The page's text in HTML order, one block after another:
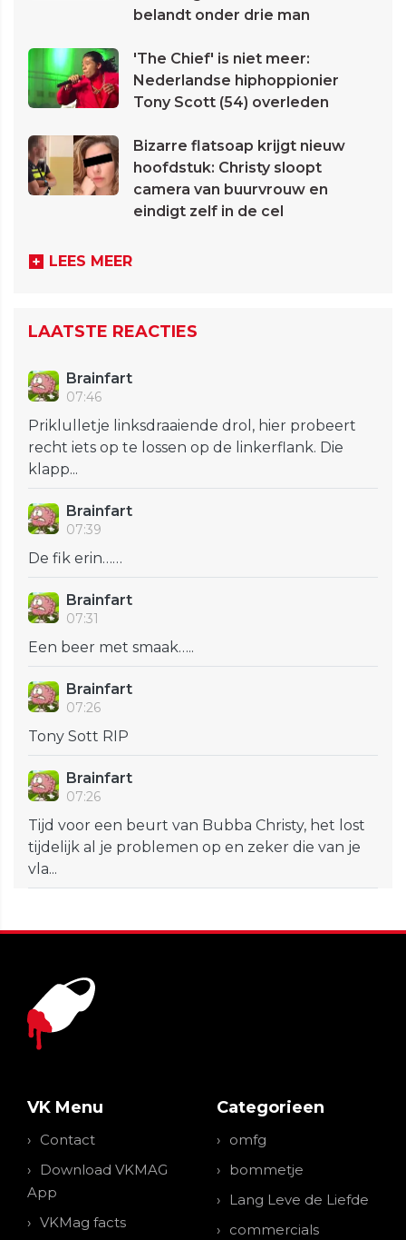
belandt onder drie man
'The Chief' is niet meer:
Nederlandse hiphoppionier
Tony Scott (54) overleden
Bizarre flatsoap krijgt nieuw
hoofdstuk: Christy sloopt
camera van buurvrouw en
eindigt zelf in de cel
LEES MEER
LAATSTE REACTIES
Brainfart
07:46
Priklulletje linksdraaiende drol, hier probeert
recht iets op te lossen op de linkerflank. Die
klapp...
Brainfart
07:39
De fik erin……
Brainfart
07:31
Een beer met smaak…..
Brainfart
07:26
Tony Sott RIP
Brainfart
07:26
Tijd voor een beurt van Bubba Christy, het lost
tijdelijk al je problemen op en zeker die van je
vla...
VK Menu
Contact
Download VKMAG
App
VKMag facts
Categorieen
omfg
bommetje
Lang Leve de Liefde
commercials